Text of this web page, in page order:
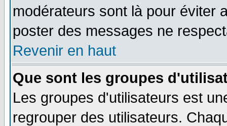
modérateurs sont là pour éviter
poster des messages ne
Revenir en haut
Que sont les groupes
Les groupes d'utilisateurs est
regrouper des utilisateurs.